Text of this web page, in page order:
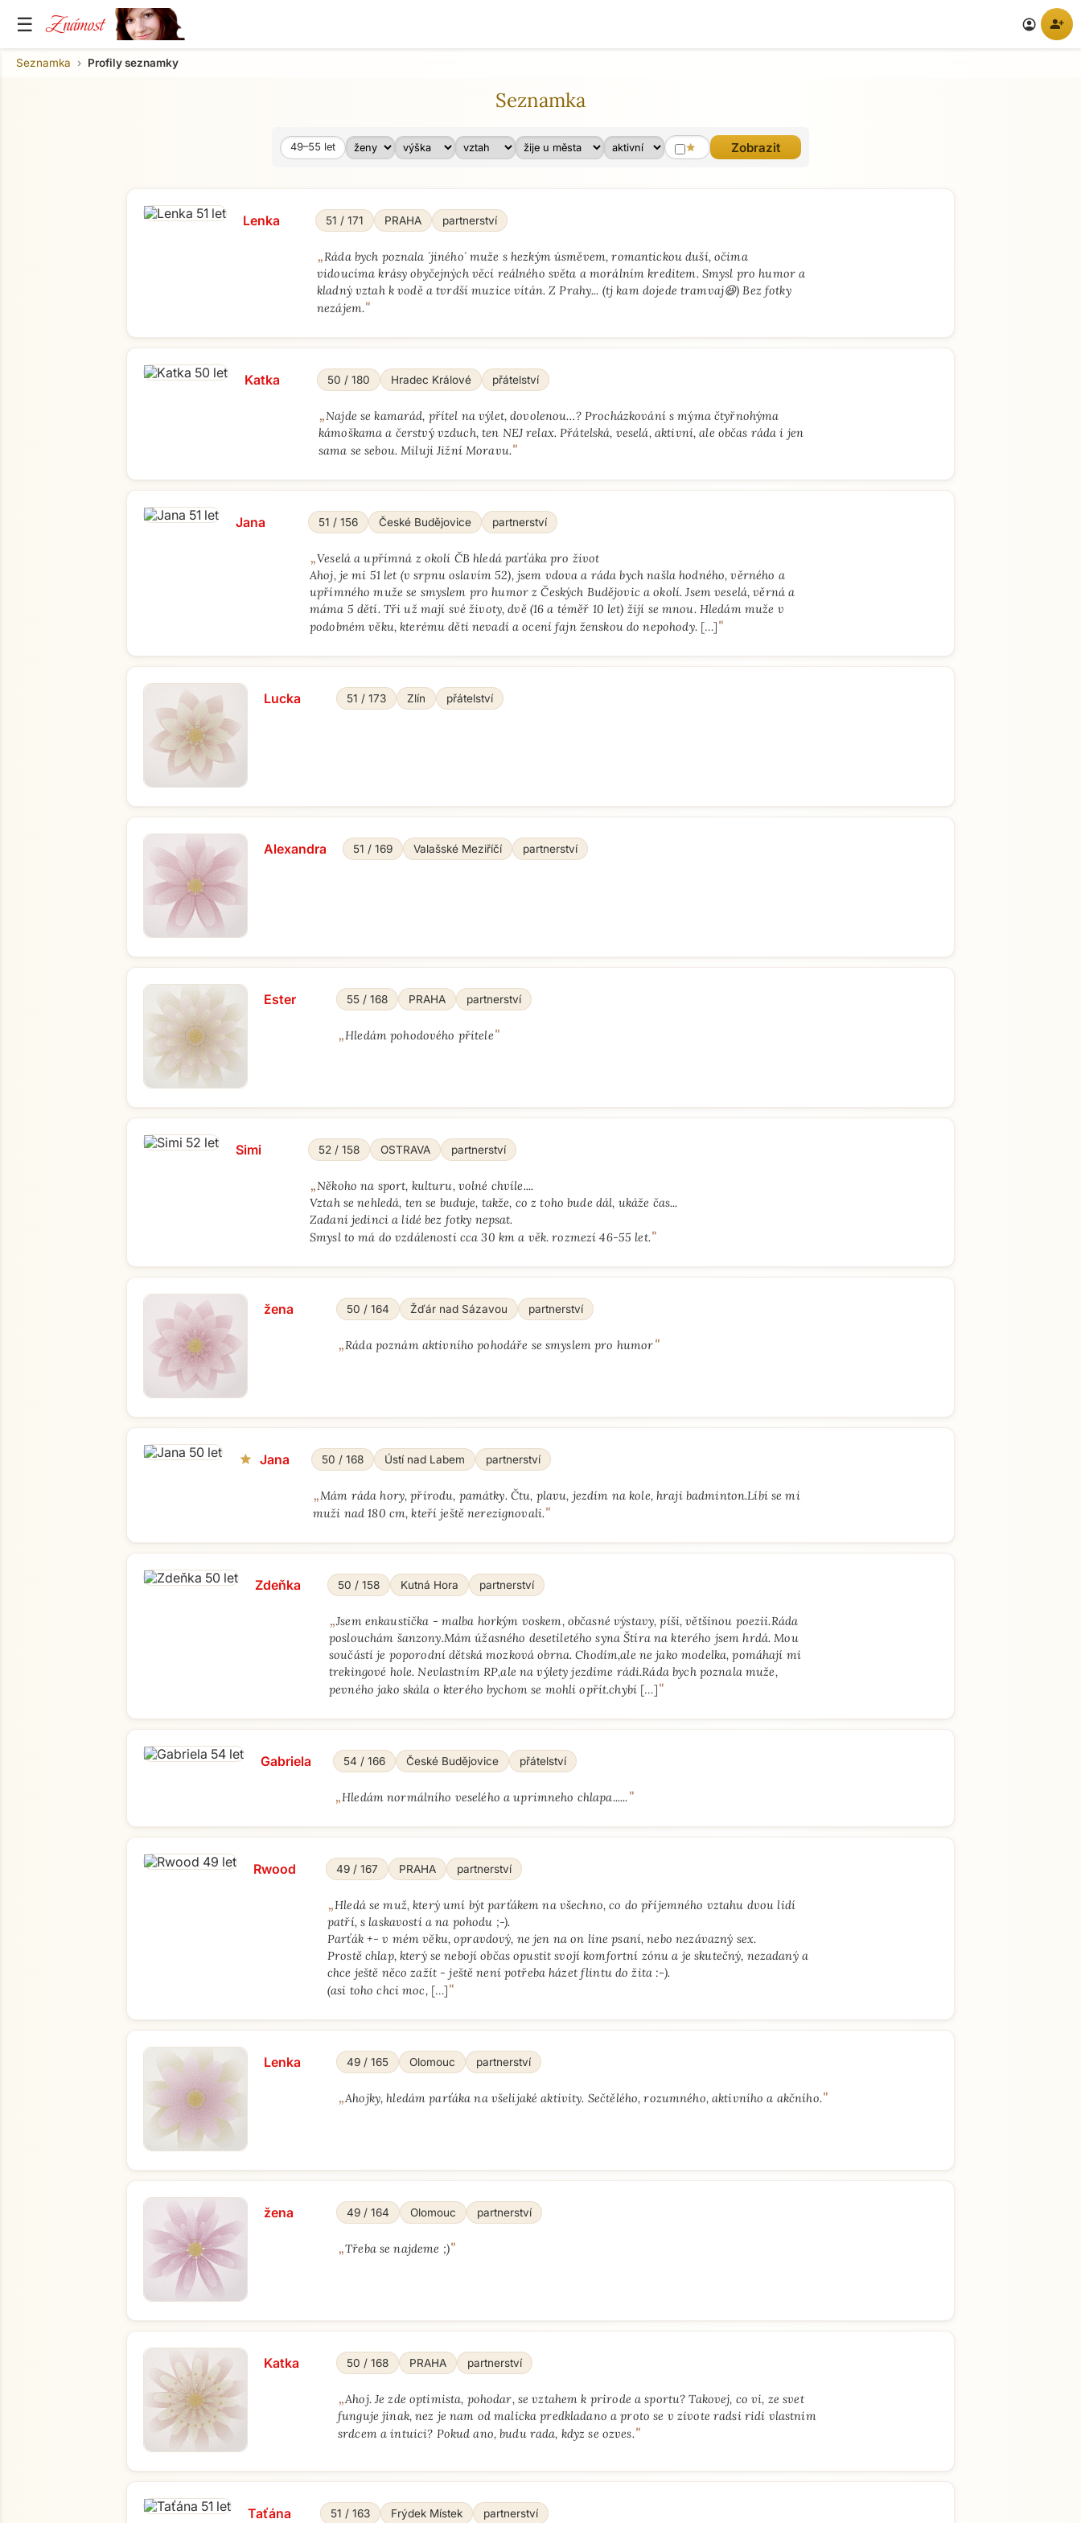
☰ Známost account_circle person_add
Seznamka Profily seznamky
Seznamka
Věk od
Věk do
49–55 let star
Lenka 51 / 171 PRAHA partnerství
„Ráda bych poznala ´jiného´ muže s hezkým úsměvem, romantickou duší, očima
vidoucíma krásy obyčejných věcí reálného světa a morálním kreditem. Smysl pro humor a
kladný vztah k vodě a tvrdší muzice vítán. Z Prahy... (tj kam dojede tramvaj😆) Bez fotky
nezájem."
Katka 50 / 180 Hradec Králové přátelství
„Najde se kamarád, přítel na výlet, dovolenou…? Procházkování s mýma čtyřnohýma
kámoškama a čerstvý vzduch, ten NEJ relax. Přátelská, veselá, aktivní, ale občas ráda i jen
sama se sebou. Miluji Jižní Moravu."
Jana 51 / 156 České Budějovice partnerství
„Veselá a upřímná z okolí ČB hledá parťáka pro život
Ahoj, je mi 51 let (v srpnu oslavím 52), jsem vdova a ráda bych našla hodného, věrného a
upřímného muže se smyslem pro humor z Českých Budějovic a okolí. Jsem veselá, věrná a
máma 5 dětí. Tři už mají své životy, dvě (16 a téměř 10 let) žijí se mnou. Hledám muže v
podobném věku, kterému děti nevadí a ocení fajn ženskou do nepohody. […]"
Lucka 51 / 173 Zlín přátelství
Alexandra 51 / 169 Valašské Meziříčí partnerství
Ester 55 / 168 PRAHA partnerství
„Hledám pohodového přítele"
Simi 52 / 158 OSTRAVA partnerství
„Někoho na sport, kulturu, volné chvíle....
Vztah se nehledá, ten se buduje, takže, co z toho bude dál, ukáže čas...
Zadaní jedinci a lidé bez fotky nepsat.
Smysl to má do vzdálenosti cca 30 km a věk. rozmezí 46-55 let."
žena 50 / 164 Žďár nad Sázavou partnerství
„Ráda poznám aktivního pohodáře se smyslem pro humor"
star Jana 50 / 168 Ústí nad Labem partnerství
„Mám ráda hory, přírodu, památky. Čtu, plavu, jezdím na kole, hraji badminton.Líbí se mi
muži nad 180 cm, kteří ještě nerezignovali."
Zdeňka 50 / 158 Kutná Hora partnerství
„Jsem enkaustička - malba horkým voskem, občasné výstavy, píši, většinou poezii.Ráda
poslouchám šanzony.Mám úžasného desetiletého syna Štíra na kterého jsem hrdá. Mou
součástí je poporodní dětská mozková obrna. Chodím,ale ne jako modelka, pomáhají mi
trekingové hole. Nevlastním RP,ale na výlety jezdíme rádi.Ráda bych poznala muže,
pevného jako skála o kterého bychom se mohli opřít.chybí […]"
Gabriela 54 / 166 České Budějovice přátelství
„Hledám normálního veselého a uprimneho chlapa......"
Rwood 49 / 167 PRAHA partnerství
„Hledá se muž, který umí být parťákem na všechno, co do příjemného vztahu dvou lidí
patří, s laskavostí a na pohodu ;-).
Parťák +- v mém věku, opravdový, ne jen na on line psaní, nebo nezávazný sex.
Prostě chlap, který se nebojí občas opustit svojí komfortní zónu a je skutečný, nezadaný a
chce ještě něco zažít - ještě není potřeba házet flintu do žita :-).
(asi toho chci moc, […]"
Lenka 49 / 165 Olomouc partnerství
„Ahojky, hledám parťáka na všelijaké aktivity. Sečtělého, rozumného, aktivního a akčního."
žena 49 / 164 Olomouc partnerství
„Třeba se najdeme ;)"
Katka 50 / 168 PRAHA partnerství
„Ahoj. Je zde optimista, pohodar, se vztahem k prirode a sportu? Takovej, co vi, ze svet
funguje jinak, nez je nam od malicka predkladano a proto se v zivote radsi ridi vlastnim
srdcem a intuici? Pokud ano, budu rada, kdyz se ozves."
Taťána 51 / 163 Frýdek Místek partnerství